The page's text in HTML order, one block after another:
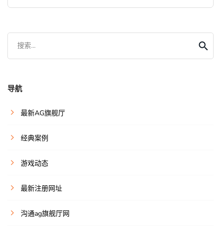
搜索...
导航
最新AG旗舰厅
经典案例
游戏动态
最新注册网址
沟通ag旗舰厅网